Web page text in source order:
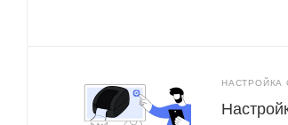
НАСТРОЙКА